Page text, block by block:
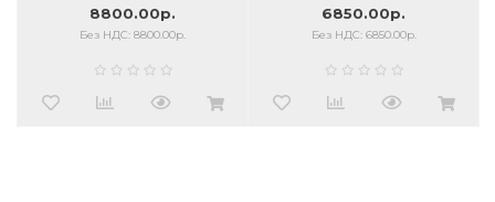
камень
8800.00р.
Без НДС: 8800.00р.
6850.00р.
Без НДС: 6850.00р.